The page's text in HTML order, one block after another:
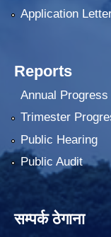
Application
Reports
Annual Progress
Trimester
Public Hearing
Public Audit
सम्पर्क ठेगाना